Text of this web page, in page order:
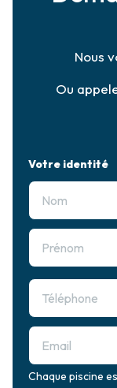
Nous
Ou
Votre identité
Chaque piscine